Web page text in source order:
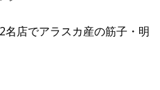
名店でアラスカ産の筋子・明